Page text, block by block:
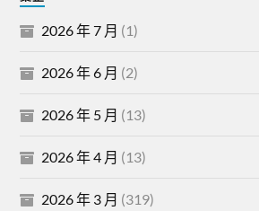
2026 年 7 月 (1)
2026 年 6 月 (2)
2026 年 5 月 (13)
2026 年 4 月 (13)
2026 年 3 月 (319)